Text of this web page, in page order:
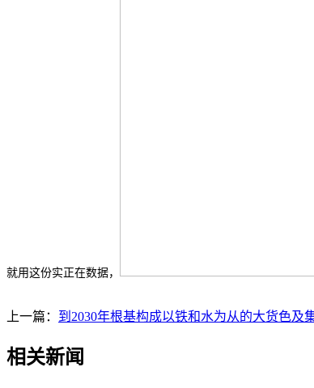
就用这份实正在数据，
上一篇： 到2030年根基构成以铁和水为从的大货色及
相关新闻